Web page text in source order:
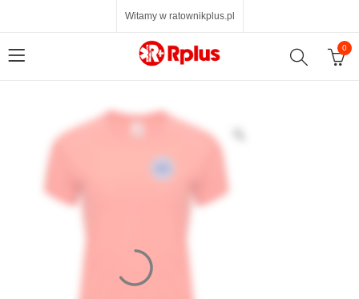
Witamy w ratownikplus.pl
0